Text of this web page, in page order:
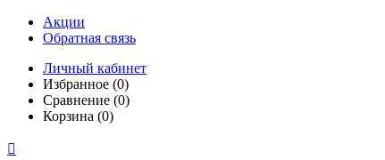
Акции
Обратная связь
Личный кабинет
Избранное (0)
Сравнение (0)
Корзина (0)
